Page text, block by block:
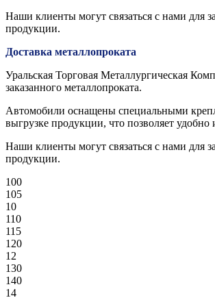
Наши клиенты могут связаться с нами для
продукции.
Доставка металлопроката
Уральская Торговая Металлургическая
заказанного металлопроката.
Автомобили оснащены специальными
выгрузке продукции, что позволяет
Наши клиенты могут связаться с нами для
продукции.
100
105
10
110
115
120
12
130
140
14